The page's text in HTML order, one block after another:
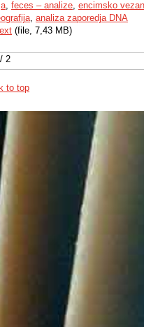
2
, feces – analize, encimsko
, analiza zaporedja DNA
(file, 7,43 MB)
to top